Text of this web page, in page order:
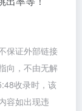
保证外部链接
向，不由无解
收录时，该
容如出现违